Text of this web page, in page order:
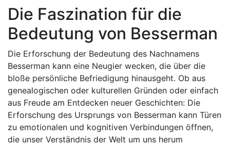
Die Faszination für die
Bedeutung von Besserman
Die Erforschung der Bedeutung des Nachnamens
Besserman kann eine Neugier wecken, die über die
bloße persönliche Befriedigung hinausgeht. Ob aus
genealogischen oder kulturellen Gründen oder einfach
aus Freude am Entdecken neuer Geschichten: Die
Erforschung des Ursprungs von Besserman kann Türen
zu emotionalen und kognitiven Verbindungen öffnen,
die unser Verständnis der Welt um uns herum